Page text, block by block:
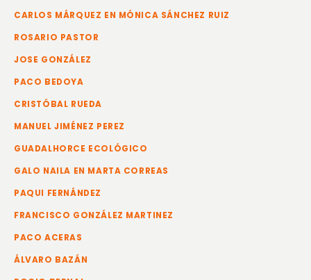
CARLOS MÁRQUEZ EN MÓNICA SÁNCHEZ RUIZ
ROSARIO PASTOR
JOSE GONZÁLEZ
PACO BEDOYA
CRISTÓBAL RUEDA
MANUEL JIMÉNEZ PEREZ
GUADALHORCE ECOLÓGICO
GALO NAILA EN MARTA CORREAS
PAQUI FERNÁNDEZ
FRANCISCO GONZÁLEZ MARTINEZ
PACO ACERAS
ÁLVARO BAZÁN